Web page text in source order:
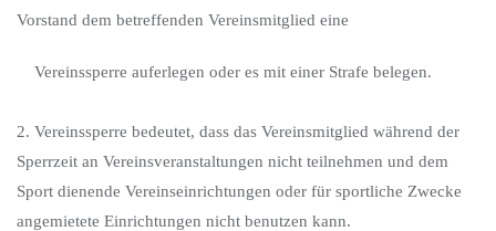
Vorstand dem betreffenden Vereinsmitglied eine
Vereinssperre auferlegen oder es mit einer Strafe belegen.
2. Vereinssperre bedeutet, dass das Vereinsmitglied während der
Sperrzeit an Vereinsveranstaltungen nicht teilnehmen und dem
Sport dienende Vereinseinrichtungen oder für sportliche Zwecke
angemietete Einrichtungen nicht benutzen kann.